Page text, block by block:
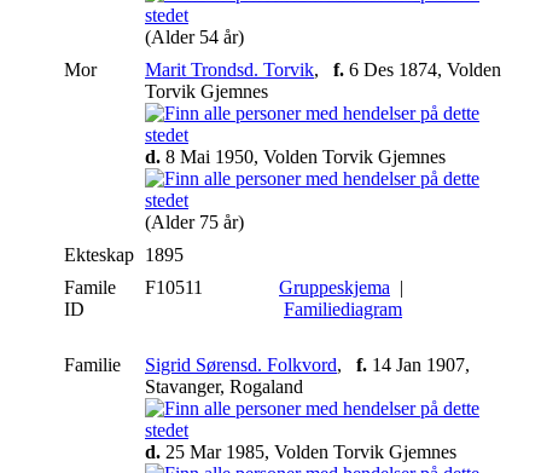
(Alder 54 år)
Mor
Marit Trondsd. Torvik, f. 6 Des 1874, Volden
Torvik Gjemnes
d. 8 Mai 1950, Volden Torvik Gjemnes
(Alder 75 år)
Ekteskap 1895
Famile
ID
F10511 Gruppeskjema |
Familiediagram
Familie Sigrid Sørensd. Folkvord, f. 14 Jan 1907,
Stavanger, Rogaland
d. 25 Mar 1985, Volden Torvik Gjemnes